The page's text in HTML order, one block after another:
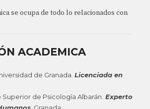
se ocupa de todo lo relacionados con
ACADEMICA
de Granada. Licenciada en
Superior de Psicología Albarán. Experto
. Granada.